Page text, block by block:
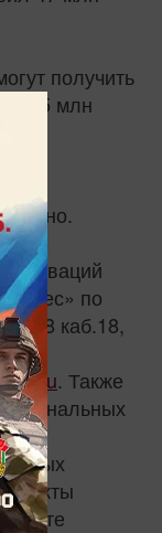
получить
до 5 млн
по
28 каб.18,
. Также
сайте